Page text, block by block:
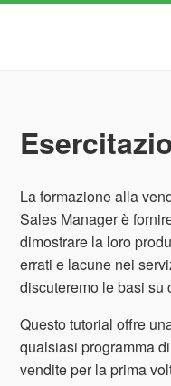
La formazione alla
Sales Manager è
dimostrare la loro
errati e lacune nei
discuteremo le basi su
Questo tutorial offre
qualsiasi programma
vendite per la prima